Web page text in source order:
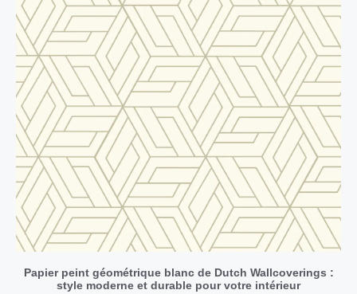
Papier peint géométrique blanc de Dutch Wallcoverings :
style moderne et durable pour votre intérieur